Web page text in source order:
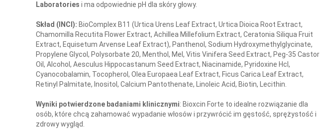
Laboratories i ma odpowiednie pH dla skóry głowy.
Skład (INCI): BioComplex B11 (Urtica Urens Leaf Extract, Urtica Dioica Root Extract,
Chamomilla Recutita Flower Extract, Achillea Millefolium Extract, Ceratonia Siliqua Fruit
Extract, Equisetum Arvense Leaf Extract), Panthenol, Sodium Hydroxymethylglycinate,
Propylene Glycol, Polysorbate 20, Menthol, Mel, Vitis Vinifera Seed Extract, Peg-35 Castor
Oil, Alcohol, Aesculus Hippocastanum Seed Extract, Niacinamide, Pyridoxine Hcl,
Cyanocobalamin, Tocopherol, Olea Europaea Leaf Extract, Ficus Carica Leaf Extract,
Retinyl Palmitate, Inositol, Calcium Pantothenate, Linoleic Acid, Biotin, Lecithin.
Wyniki potwierdzone badaniami klinicznymi: Bioxcin Forte to idealne rozwiązanie dla
osób, które chcą zahamować wypadanie włosów i przywrócić im gęstość, sprężystość i
zdrowy wygląd.